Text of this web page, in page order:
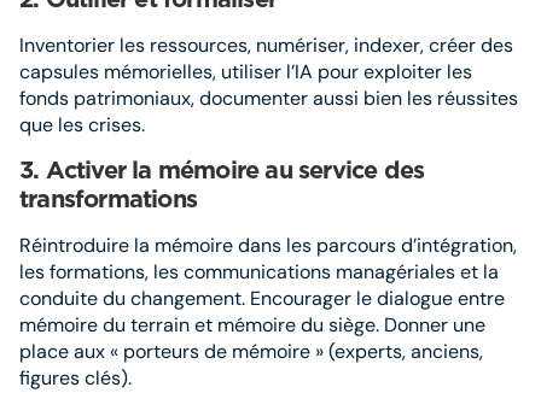
Inventorier les ressources, numériser, indexer, créer des
capsules mémorielles, utiliser l’IA pour exploiter les
fonds patrimoniaux, documenter aussi bien les réussites
que les crises.
3. Activer la mémoire au service des
transformations
Réintroduire la mémoire dans les parcours d’intégration,
les formations, les communications managériales et la
conduite du changement. Encourager le dialogue entre
mémoire du terrain et mémoire du siège. Donner une
place aux « porteurs de mémoire » (experts, anciens,
figures clés).